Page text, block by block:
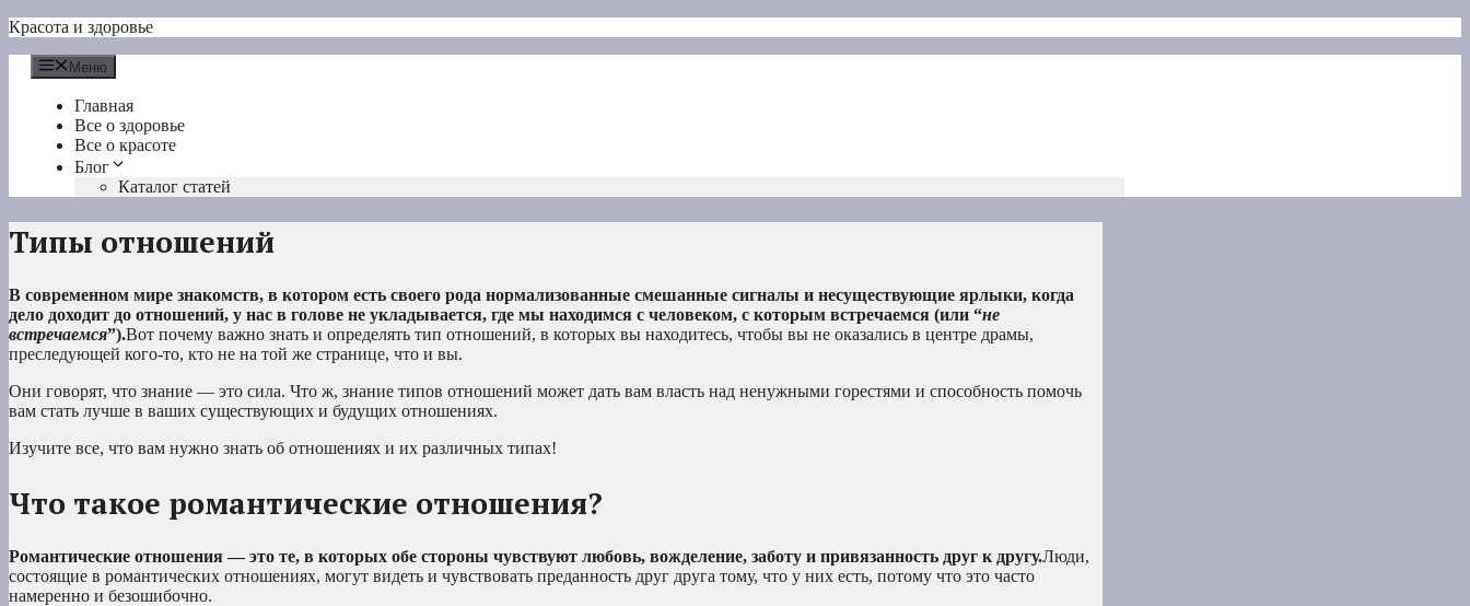
Перейти
содержимому
Красота и здоровье
Меню
Главная
Все о здоровье
Все о красоте
Блог
Каталог статей
Типы отношений
В современном мире знакомств, в котором есть своего рода нормализованные смешанные сигналы и несуществующие ярлыки, когда
дело доходит до отношений, у нас в голове не укладывается, где мы находимся с человеком, с которым встречаемся (или “не
встречаемся”).Вот почему важно знать и определять тип отношений, в которых вы находитесь, чтобы вы не оказались в центре драмы,
преследующей кого-то, кто не на той же странице, что и вы.
Они говорят, что знание — это сила. Что ж, знание типов отношений может дать вам власть над ненужными горестями и способность помочь
вам стать лучше в ваших существующих и будущих отношениях.
Изучите все, что вам нужно знать об отношениях и их различных типах!
Что такое романтические отношения?
Романтические отношения — это те, в которых обе стороны чувствуют любовь, вожделение, заботу и привязанность друг к другу.Люди,
состоящие в романтических отношениях, могут видеть и чувствовать преданность друг друга тому, что у них есть, потому что это часто
намеренно и безошибочно.